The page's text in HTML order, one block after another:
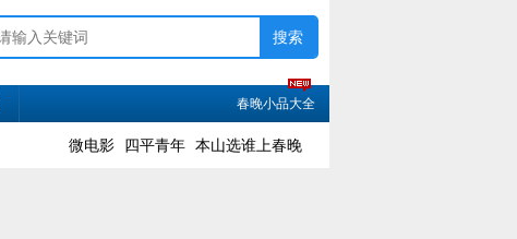
春晚小品大全
微电影 四平青年 本山选谁上春晚